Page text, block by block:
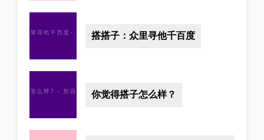
搭搭子：众里寻他千百度
你觉得搭子怎么样？